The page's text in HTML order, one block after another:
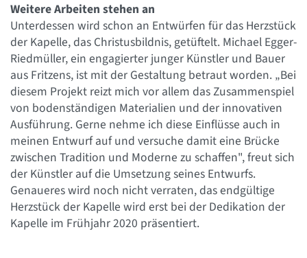
Weitere Arbeiten stehen an
Unterdessen wird schon an Entwürfen für das Herzstück
der Kapelle, das Christusbildnis, getüftelt. Michael Egger-
Riedmüller, ein engagierter junger Künstler und Bauer
aus Fritzens, ist mit der Gestaltung betraut worden. „Bei
diesem Projekt reizt mich vor allem das Zusammenspiel
von bodenständigen Materialien und der innovativen
Ausführung. Gerne nehme ich diese Einflüsse auch in
meinen Entwurf auf und versuche damit eine Brücke
zwischen Tradition und Moderne zu schaffen", freut sich
der Künstler auf die Umsetzung seines Entwurfs.
Genaueres wird noch nicht verraten, das endgültige
Herzstück der Kapelle wird erst bei der Dedikation der
Kapelle im Frühjahr 2020 präsentiert.